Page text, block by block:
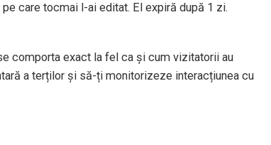
care tocmai l-ai editat. El expiră după 1 zi.
comporta exact la fel ca și cum vizitatorii au
a terților și să-ți monitorizeze interacțiunea cu